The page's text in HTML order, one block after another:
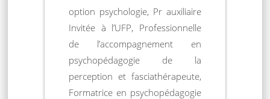
option psychologie, Pr auxiliaire
Invitée à l’UFP, Professionnelle
de l’accompagnement en
psychopédagogie de la
perception et fasciathérapeute,
Formatrice en psychopédagogie